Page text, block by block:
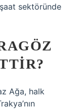
sektöründe
Ağa, halk